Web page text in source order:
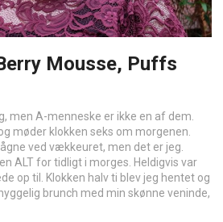
Mousse, Puffs
men A-menneske er ikke en af dem.
møder klokken seks om morgenen.
ved vækkeuret, men det er jeg.
ALT for tidligt i morges. Heldigvis var
op til. Klokken halv ti blev jeg hentet og
brunch med min skønne veninde,